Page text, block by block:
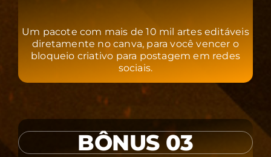
Um pacote com mais de 10 mil artes editáveis
diretamente no canva, para você vencer o
bloqueio criativo para postagem em redes
sociais.
BÔNUS 03